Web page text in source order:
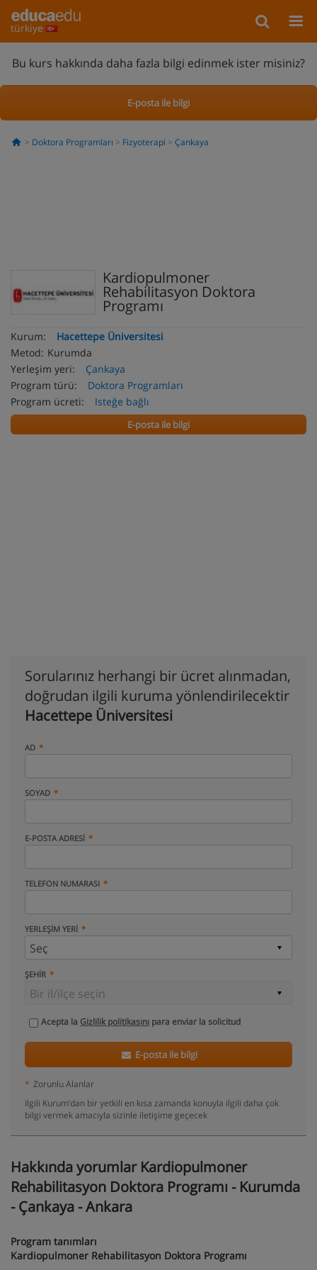
türkiye
Bu kurs hakkında daha fazla bilgi edinmek ister misiniz?
E-posta ile bilgi
Doktora Programları Fizyoterapi Çankaya
Kardiopulmoner
Rehabilitasyon Doktora
Programı
Kurum:
Hacettepe Üniversitesi
Metod: Kurumda
Yerleşim yeri:
Çankaya
Program türü:
Doktora Programları
Program ücreti:
Isteğe bağlı
E-posta ile bilgi
Sorularınız herhangi bir ücret alınmadan,
doğrudan ilgili kuruma yönlendirilecektir
Hacettepe Üniversitesi
AD
SOYAD
E-POSTA ADRESI
TELEFON NUMARASI
YERLEŞIM YERI
ŞEHIR
Acepta la Gizlilik politikasını para enviar la solicitud
E-posta ile bilgi
* Zorunlu Alanlar
Ilgili Kurum’dan bir yetkili en kısa zamanda konuyla ilgili daha çok
bilgi vermek amacıyla sizinle iletişime geçecek
Hakkında yorumlar Kardiopulmoner
Rehabilitasyon Doktora Programı - Kurumda
- Çankaya - Ankara
Program tanımları
Kardiopulmoner Rehabilitasyon Doktora Programı